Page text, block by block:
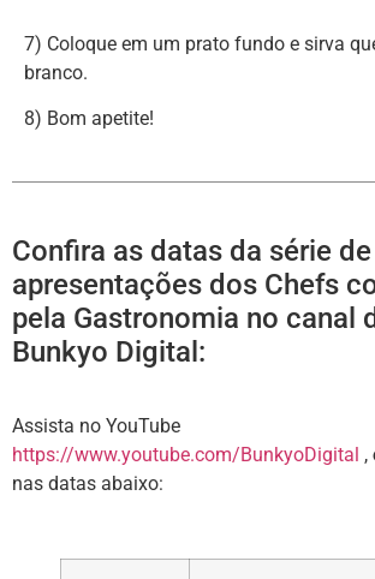
7) Coloque em um prato fundo e sirva
branco.
8) Bom apetite!
Confira as datas da série
apresentações dos Chefs
pela Gastronomia no canal
Bunkyo Digital:
Assista no YouTube
https://www.youtube.com/BunkyoDigital ,
nas datas abaixo: